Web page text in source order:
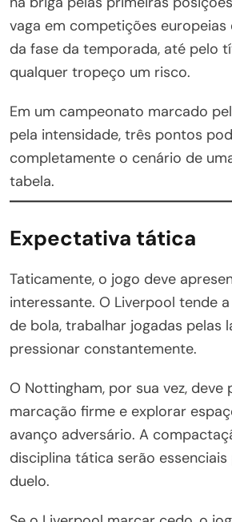
vaga em competições europeias
da fase da temporada, até pelo
qualquer tropeço um risco.
Em um campeonato marcado
pela intensidade, três pontos
completamente o cenário de
tabela.
Expectativa tática
Taticamente, o jogo deve
interessante. O Liverpool tende
de bola, trabalhar jogadas pelas
pressionar constantemente.
O Nottingham, por sua vez, deve
marcação firme e explorar
avanço adversário. A
disciplina tática serão
duelo.